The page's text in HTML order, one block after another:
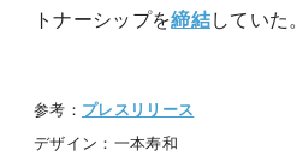
トナーシップを締結していた。
参考： プレスリリース
デザイン：一本寿和